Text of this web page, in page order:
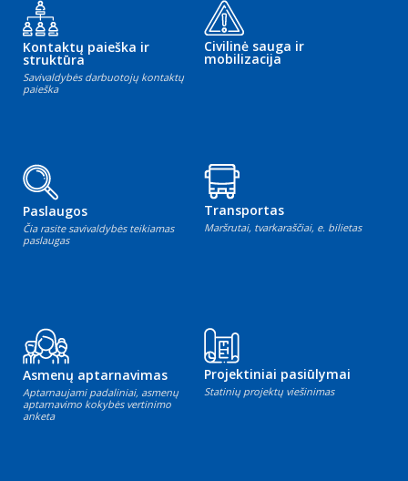
Kontaktų paieška ir
struktūra
Savivaldybės darbuotojų kontaktų
paieška
Civilinė sauga ir
mobilizacija
Paslaugos
Čia rasite savivaldybės teikiamas
paslaugas
Transportas
Maršrutai, tvarkaraščiai, e. bilietas
Asmenų aptarnavimas
Aptarnaujami padaliniai, asmenų
aptarnavimo kokybės vertinimo
anketa
Projektiniai pasiūlymai
Statinių projektų viešinimas